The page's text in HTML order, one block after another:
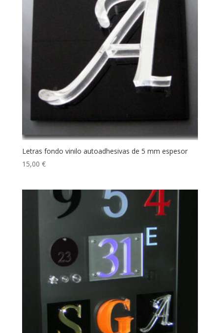
Letras fondo vinilo autoadhesivas de 5 mm espesor
15,00 €